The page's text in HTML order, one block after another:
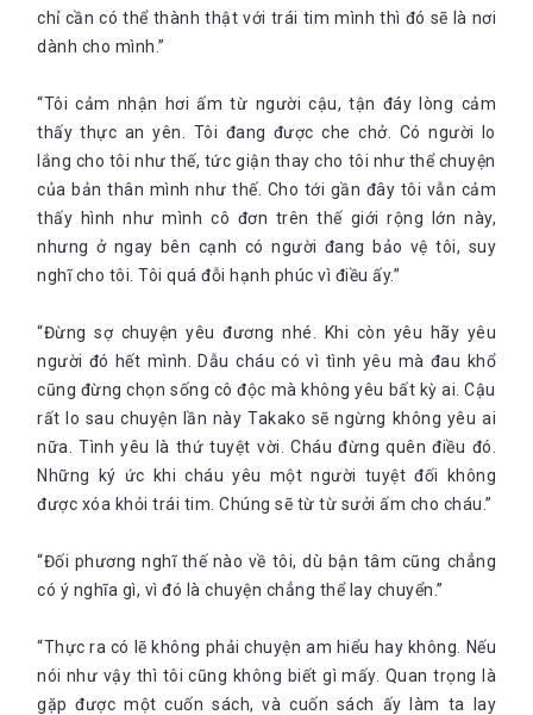
chỉ cần có thể thành thật với trái tim mình thì đó sẽ là nơi
dành cho mình.”
“Tôi cảm nhận hơi ấm từ người cậu, tận đáy lòng cảm
thấy thực an yên. Tôi đang được che chở. Có người lo
lắng cho tôi như thế, tức giận thay cho tôi như thể chuyện
của bản thân mình như thế. Cho tới gần đây tôi vẫn cảm
thấy hình như mình cô đơn trên thế giới rộng lớn này,
nhưng ở ngay bên cạnh có người đang bảo vệ tôi, suy
nghĩ cho tôi. Tôi quá đỗi hạnh phúc vì điều ấy.”
“Đừng sợ chuyện yêu đương nhé. Khi còn yêu hãy yêu
người đó hết mình. Dẫu cháu có vì tình yêu mà đau khổ
cũng đừng chọn sống cô độc mà không yêu bất kỳ ai. Cậu
rất lo sau chuyện lần này Takako sẽ ngừng không yêu ai
nữa. Tình yêu là thứ tuyệt vời. Cháu đừng quên điều đó.
Những ký ức khi cháu yêu một người tuyệt đối không
được xóa khỏi trái tim. Chúng sẽ từ từ sưởi ấm cho cháu.”
“Đối phương nghĩ thế nào về tôi, dù bận tâm cũng chẳng
có ý nghĩa gì, vì đó là chuyện chẳng thể lay chuyển.”
“Thực ra có lẽ không phải chuyện am hiểu hay không. Nếu
nói như vậy thì tôi cũng không biết gì mấy. Quan trọng là
gặp được một cuốn sách, và cuốn sách ấy làm ta lay